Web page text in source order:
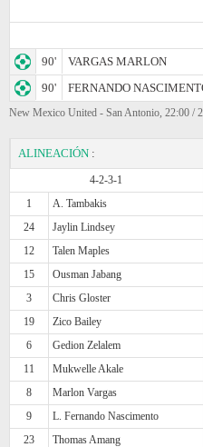
90'
VARGAS MARLON
90'
FERNANDO
New Mexico United - San Antonio, 22:00 /
ALINEACIÓN :
4-2-3-1
1
A. Tambakis
24
Jaylin Lindsey
12
Talen Maples
15
Ousman Jabang
3
Chris Gloster
19
Zico Bailey
6
Gedion Zelalem
11
Mukwelle Akale
8
Marlon Vargas
9
L. Fernando Nascimento
23
Thomas Amang